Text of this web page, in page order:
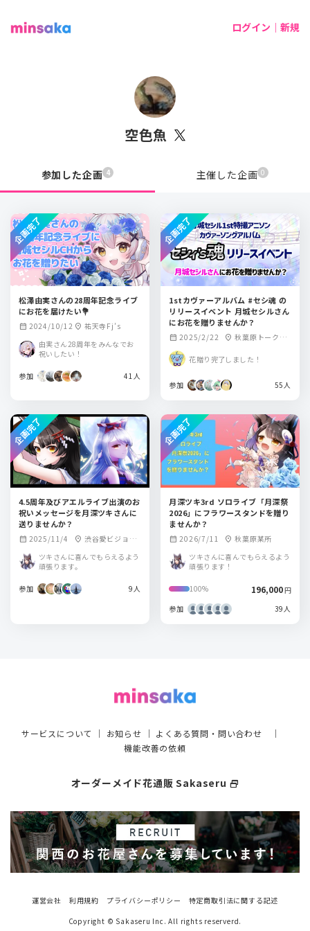
ログイン｜新規
空色魚
参加した企画 4 主催した企画 0
松澤由実さんの28周年記念ライブ
にお花を届けたい💐
calendar_month 2024/10/12 location_on 祐天寺Fj’s
由実さん28周年をみんなでお
祝いしたい！
参加 41人
企画完了
1stカヴァーアルバム #セシ魂 の
リリースイベント 月城セシルさん
にお花を贈りませんか？
calendar_month 2025/2/22 location_on 秋葉原トークラ
tch
花贈り完了しました！
参加 55人
企画完了
4.5周年及びアエルライブ出演のお
祝いメッセージを月深ツキさんに
送りませんか？
calendar_month 2025/11/4 location_on 渋谷愛ビジョ
ツキさんに喜んでもらえるよう
頑張ります。
参加 9人
企画完了
月深ツキ3rd ソロライブ「月深祭
2026」にフラワースタンドを贈り
ませんか？
calendar_month 2026/7/11 location_on 秋葉原某所
ツキさんに喜んでもらえるよう
頑張ります！
100% 196,000円
参加
39人
企画完了
サービスについて ｜ お知らせ ｜ よくある質問・問い合わせ ｜
機能改善の依頼
オーダーメイド花通販 Sakaseru select_window
運営会社 利用規約 プライバシーポリシー
特定商取引法に関する記述
Copyright © Sakaseru Inc. All rights reserverd.